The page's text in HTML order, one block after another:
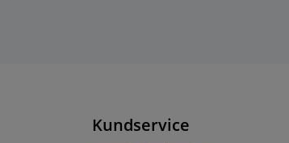
Kundservice